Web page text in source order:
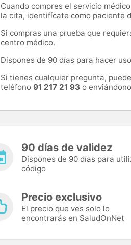
Cuando compres el servicio
la cita, identifícate como paciente
Si compras una prueba que
centro médico.
Dispones de 90 días para hacer
Si tienes cualquier pregunta,
teléfono 91 217 21 93 o
90 días de validez
Dispones de 90 días para
código
Precio exclusivo
El precio que ves solo lo
encontrarás en SaludOnNet